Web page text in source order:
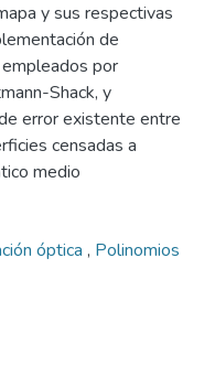
y sus respectivas
de
por
Shack, y
error existente entre
censadas a
medio
óptica , Polinomios